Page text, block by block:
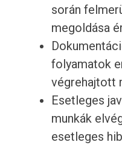
során
megoldása
folyamatok
végrehajtott
Esetleges
munkák
esetleges